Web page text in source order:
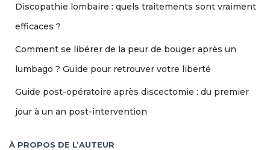
Discopathie lombaire : quels traitements sont vraiment
efficaces ?
Comment se libérer de la peur de bouger après un
lumbago ? Guide pour retrouver votre liberté
Guide post-opératoire après discectomie : du premier
jour à un an post-intervention
À PROPOS DE L’AUTEUR